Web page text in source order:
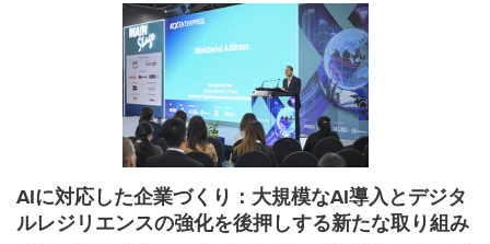
AIに対応した企業づくり：大規模なAI導入とデジタ
ルレジリエンスの強化を後押しする新たな取り組み